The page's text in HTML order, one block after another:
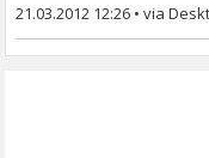
21.03.2012 12:26 •